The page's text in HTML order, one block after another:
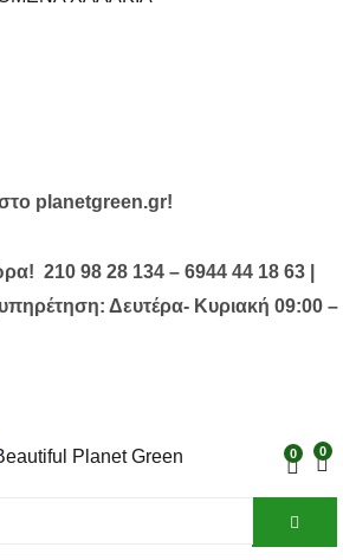
planetgreen.gr!
210 98 28 134 – 6944 44 18 63 |
Δευτέρα- Κυριακή 09:00 –
0
0